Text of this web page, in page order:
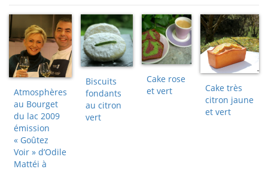
Atmosphères
au Bourget
du lac 2009
émission
« Goûtez
Voir » d’Odile
Mattéi à
Biscuits
fondants
au citron
vert
Cake rose
et vert
Cake très
citron jaune
et vert